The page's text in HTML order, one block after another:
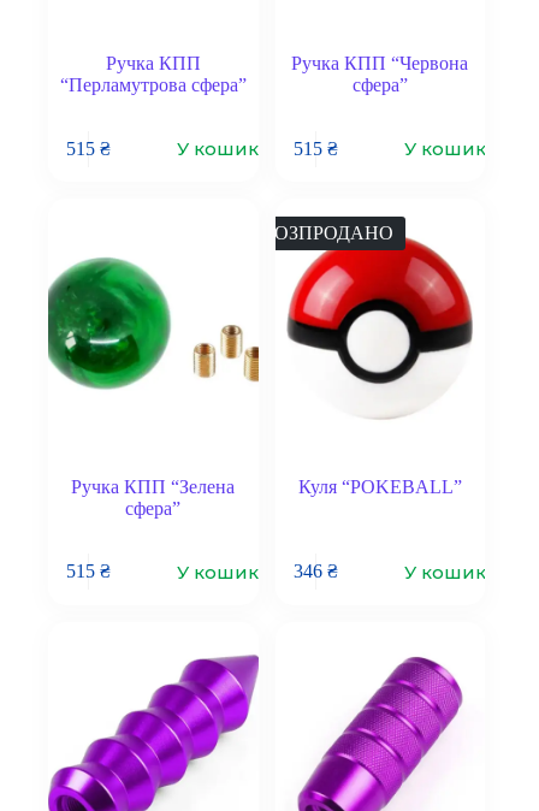
Ручка КПП
“Перламутрова сфера”
515₴ У кошик
Ручка КПП “Червона
сфера”
515 ₴ У кошик
Ручка КПП “Зелена
сфера”
515₴ У кошик
РОЗПРОДАНО
Куля “POKEBALL”
346 ₴ У кошик